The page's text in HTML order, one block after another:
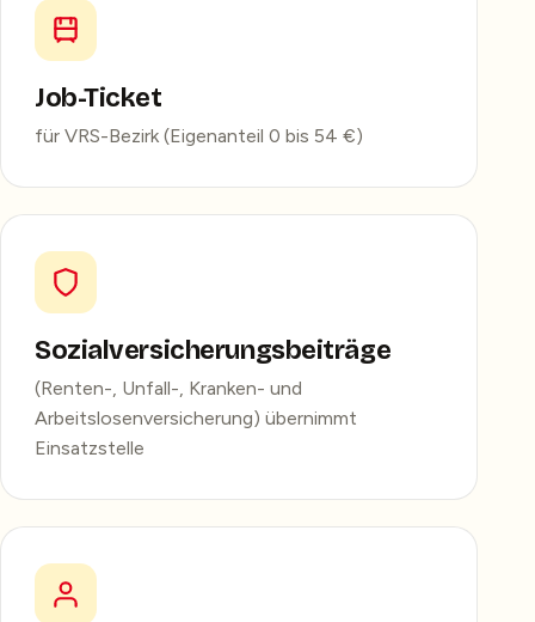
Job-Ticket
für VRS-Bezirk (Eigenanteil 0 bis 54 €)
Sozialversicherungsbeiträge
(Renten-, Unfall-, Kranken- und
Arbeitslosenversicherung) übernimmt
Einsatzstelle